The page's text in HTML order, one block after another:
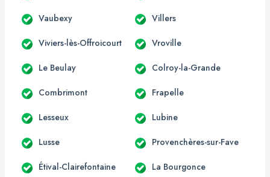
Vaubexy Villers
Viviers-lès-Offroicourt Vroville
Le Beulay Colroy-la-Grande
Combrimont Frapelle
Lesseux Lubine
Lusse Provenchères-sur-Fave
Étival-Clairefontaine La Bourgonce